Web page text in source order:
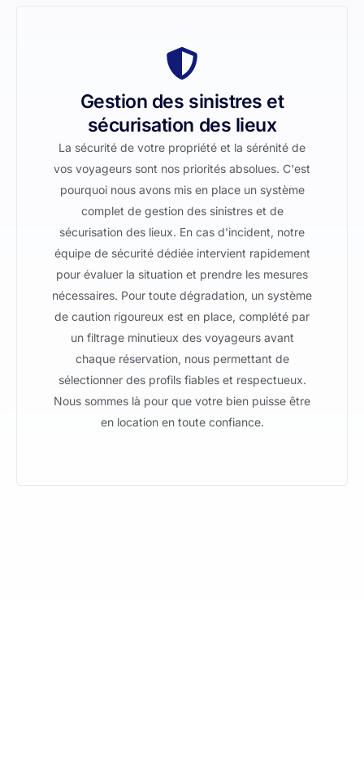
Gestion des sinistres et
sécurisation des lieux
La sécurité de votre propriété et la sérénité de
vos voyageurs sont nos priorités absolues. C'est
pourquoi nous avons mis en place un système
complet de gestion des sinistres et de
sécurisation des lieux. En cas d'incident, notre
équipe de sécurité dédiée intervient rapidement
pour évaluer la situation et prendre les mesures
nécessaires. Pour toute dégradation, un système
de caution rigoureux est en place, complété par
un filtrage minutieux des voyageurs avant
chaque réservation, nous permettant de
sélectionner des profils fiables et respectueux.
Nous sommes là pour que votre bien puisse être
en location en toute confiance.